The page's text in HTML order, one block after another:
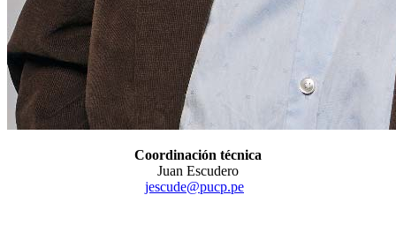
Coordinación técnica
Juan Escudero
jescude@pucp.pe